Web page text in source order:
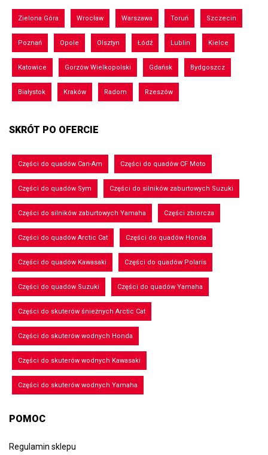
Zielona Góra Wrocław Warszawa Toruń Szczecin
Poznań Opole Olsztyn Łódź Lublin Kielce
Katowice Gorzów Wielkopolski Gdańsk Bydgoszcz
Białystok Kraków Radom Rzeszów
SKRÓT PO OFERCIE
Części do quadów Can-Am Części do quadów CF Moto
Części do quadów Sym Części do silników zaburtowych Suzuki
Części do silników zaburtowych Yamaha Części zbiorcza
Części do quadów Arctic Cat Części do quadów Honda
Części do quadów Kawasaki Części do quadów Polaris
Części do quadów Suzuki Części do quadów Yamaha
Części do skuterów śnieżnych Arctic Cat
Części do skuterów wodnych Honda
Części do skuterów wodnych Kawasaki
Części do skuterów wodnych Yamaha
POMOC
Regulamin sklepu